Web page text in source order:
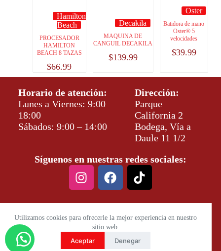
Utilizamos cookies para ofrecerle la mejor experiencia en nuestro
sitio web.
Aceptar Denegar
Hamilton
Beach
PROCESADOR
HAMILTON
BEACH 8 TAZAS
$66.99
Decakila
MAQUINA DE
CANGUIL DECAKILA
$139.99
Oster
Batidora de mano
Oster® 5
velocidades
$39.99
Horario de atención:
Lunes a Viernes: 9:00 –
18:00
Sábados: 9:00 – 14:00
Dirección:
Parque
California 2
Bodega, Vía a
Daule 11 1/2
Síguenos en nuestras redes sociales: